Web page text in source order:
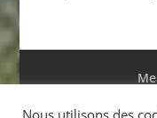
Nous utilisons des